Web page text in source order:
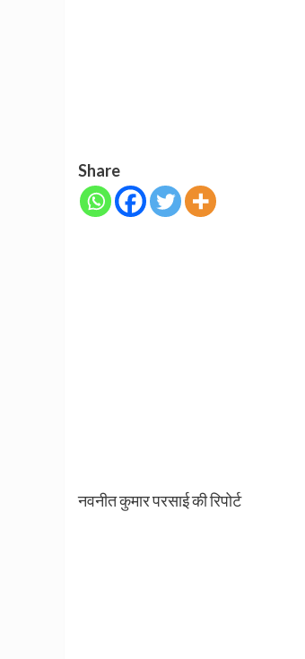
Share
नवनीत कुमार परसाई की रिपोर्ट